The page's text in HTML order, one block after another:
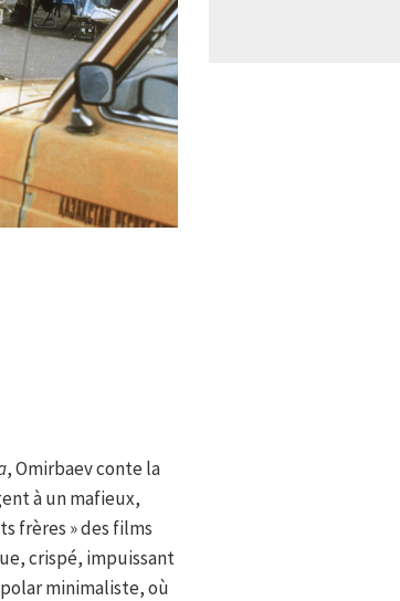
, Omirbaev conte la
à un mafieux,
frères » des films
crispé, impuissant
minimaliste, où